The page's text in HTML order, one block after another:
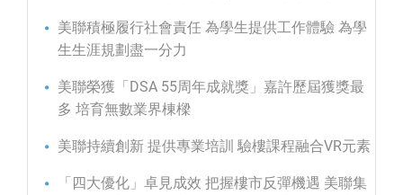
美聯積極履行社會責任 為學生提供工作體驗 為學
生生涯規劃盡一分力
美聯榮獲「DSA 55周年成就獎」嘉許歷屆獲獎最
多 培育無數業界棟樑
美聯持續創新 提供專業培訓 驗樓課程融合VR元素
「四大優化」卓見成效 把握樓市反彈機遇 美聯集